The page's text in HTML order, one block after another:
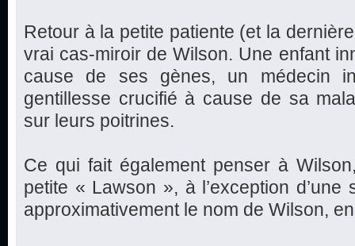
Retour à la petite patiente (et la
vrai cas-miroir de Wilson. Une enfant
cause de ses gènes, un médecin
gentillesse crucifié à cause de sa
sur leurs poitrines.
Ce qui fait également penser à
petite « Lawson », à l’exception
approximativement le nom de Wilson,